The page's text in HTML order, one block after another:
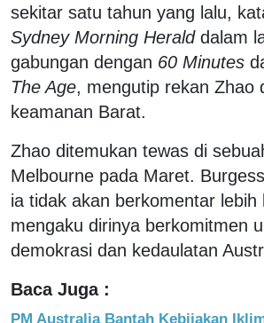
sekitar satu tahun yang lalu,
Sydney Morning Heralddalam
gabungan dengan 60 Minutes
The Age, mengutip rekan Zhao
keamanan Barat.
Zhao ditemukan tewas di
Melbourne pada Maret.
ia tidak akan berkomentar lebih
mengaku dirinya berkomitmen
demokrasi dan kedaulatan
Baca Juga :
PM Australia Bantah Kebijakan